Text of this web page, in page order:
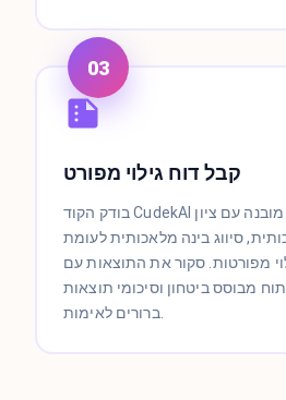
03
קבל דוח גילוי מפורט
בודק הקוד CudekAI מייצר דוח גילוי מובנה עם ציון
סיווג בינה מלאכותית לעומת
מפורטות. סקור את התוצאות עם
מבוסס ביטחון וסיכומי תוצאות